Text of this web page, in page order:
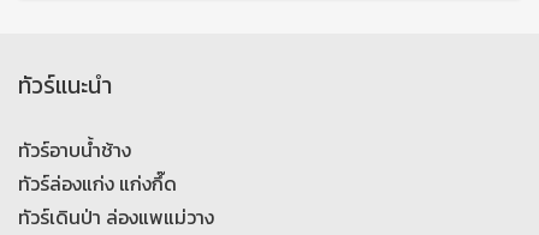
ทัวร์แนะนำ
ทัวร์อาบน้ำช้าง
ทัวร์ล่องแก่ง แก่งกึ๊ด
ทัวร์เดินป่า ล่องแพแม่วาง